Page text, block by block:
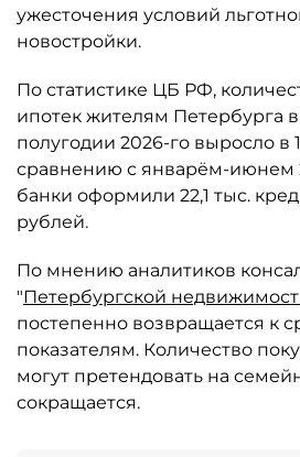
ужесточения условий
новостройки.
По статистике ЦБ РФ,
ипотек жителям Петербурга
полугодии 2026-го выросло в
сравнению с январём-июнем
банки оформили 22,1 тыс.
рублей.
По мнению аналитиков
"Петербургской
постепенно возвращается к
показателям. Количество
могут претендовать на
сокращается.